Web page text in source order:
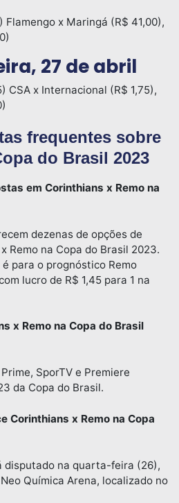
Flamengo x Maringá (R$ 41,00),
27 de abril
CSA x Internacional (R$ 1,75),
frequentes sobre
do Brasil 2023
em Corinthians x Remo na
dezenas de opções de
Remo na Copa do Brasil 2023.
para o prognóstico Remo
lucro de R$ 1,45 para 1 na
x Remo na Copa do Brasil
SporTV e Premiere
da Copa do Brasil.
Corinthians x Remo na Copa
disputado na quarta-feira (26),
Química Arena, localizado no